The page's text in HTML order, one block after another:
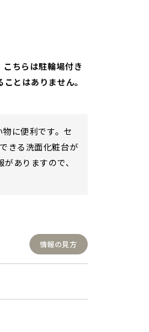
ちらは駐輪場付き
とはありません。
に便利です。セ
きる洗面化粧台が
ありますので、
情報の見方